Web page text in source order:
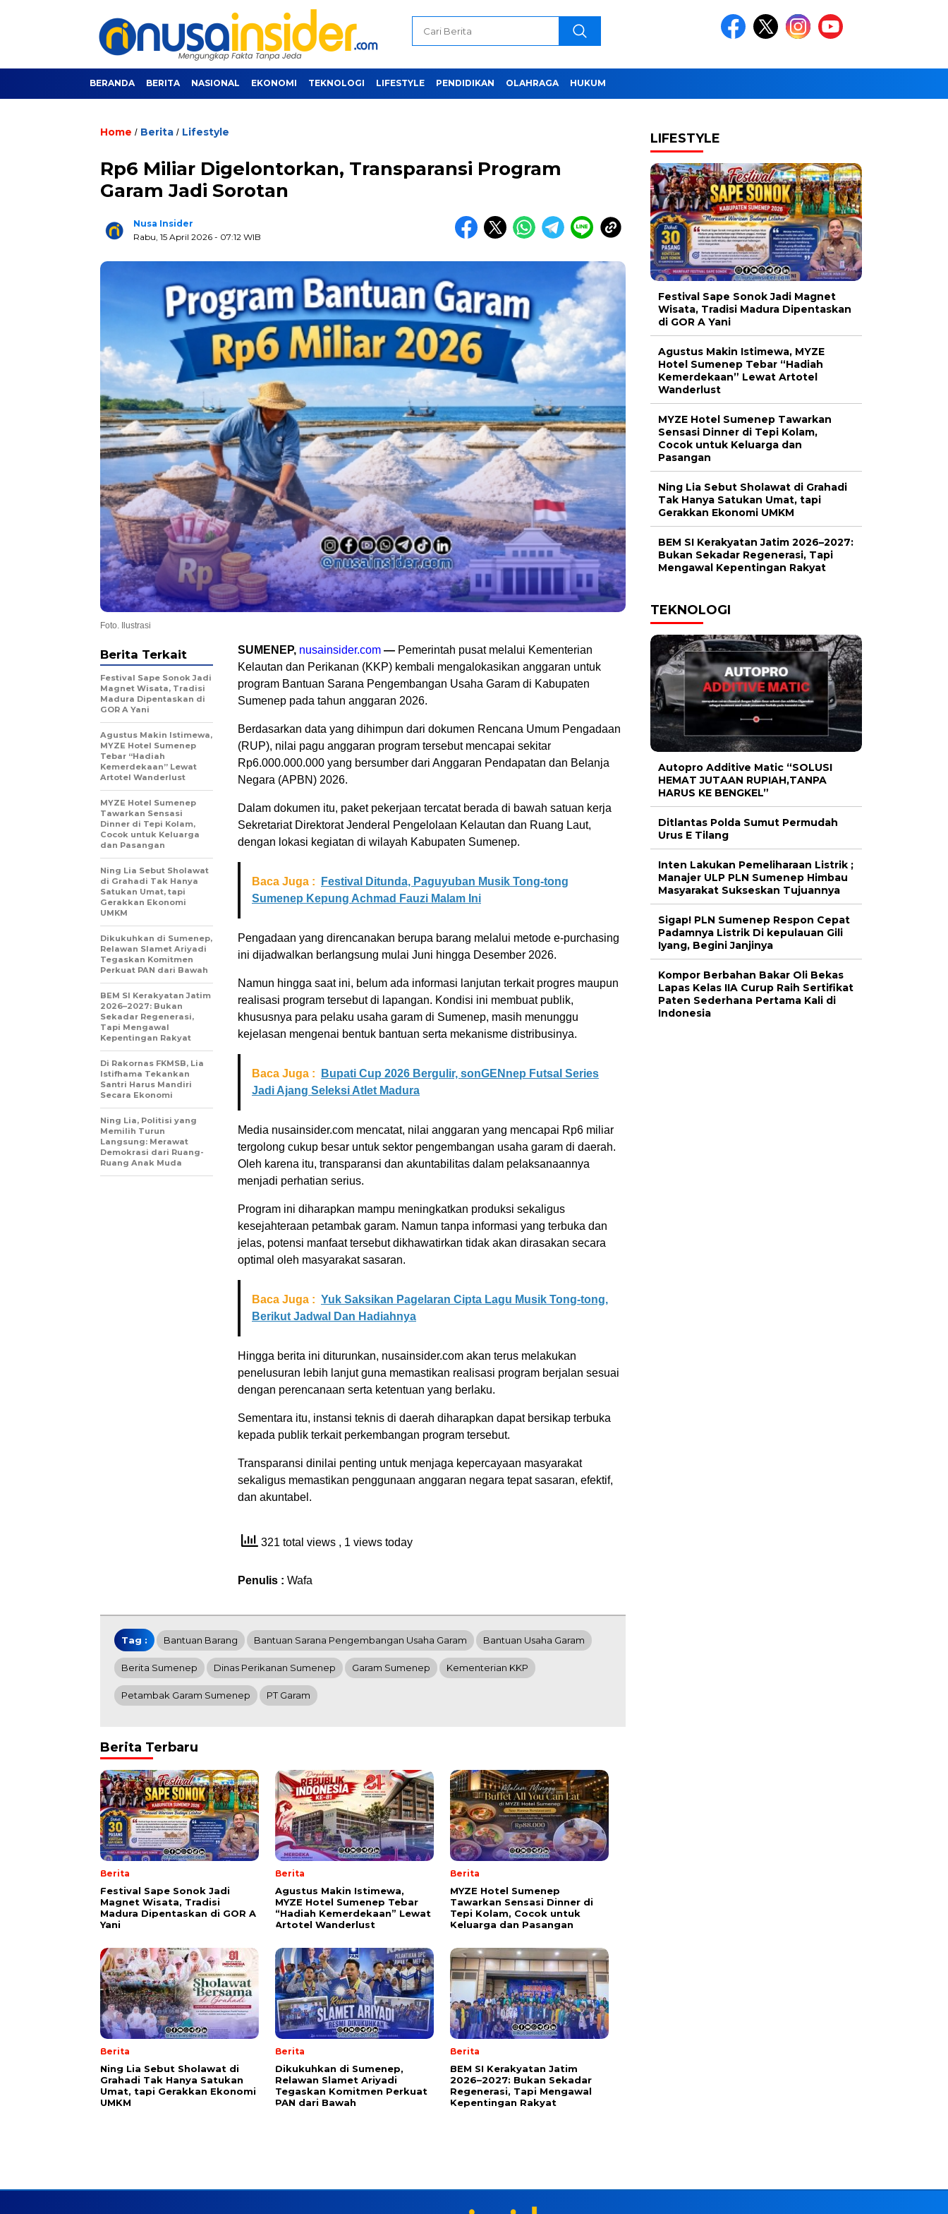
BERANDA BERITA NASIONAL EKONOMI TEKNOLOGI LIFESTYLE PENDIDIKAN OLAHRAGA HUKUM
Home / Berita / Lifestyle
Rp6 Miliar Digelontorkan, Transparansi Program
Garam Jadi Sorotan
Nusa Insider
Rabu, 15 April 2026 - 07:12 WIB
Foto. Ilustrasi
SUMENEP, nusainsider.com — Pemerintah pusat melalui Kementerian
Kelautan dan Perikanan (KKP) kembali mengalokasikan anggaran untuk
program Bantuan Sarana Pengembangan Usaha Garam di Kabupaten
Sumenep pada tahun anggaran 2026.
Berdasarkan data yang dihimpun dari dokumen Rencana Umum Pengadaan
(RUP), nilai pagu anggaran program tersebut mencapai sekitar
Rp6.000.000.000 yang bersumber dari Anggaran Pendapatan dan Belanja
Negara (APBN) 2026.
Dalam dokumen itu, paket pekerjaan tercatat berada di bawah satuan kerja
Sekretariat Direktorat Jenderal Pengelolaan Kelautan dan Ruang Laut,
dengan lokasi kegiatan di wilayah Kabupaten Sumenep.
Baca Juga :
Festival Ditunda, Paguyuban Musik Tong-tong
Sumenep Kepung Achmad Fauzi Malam Ini
Pengadaan yang direncanakan berupa barang melalui metode e-purchasing
ini dijadwalkan berlangsung mulai Juni hingga Desember 2026.
Namun hingga saat ini, belum ada informasi lanjutan terkait progres maupun
realisasi program tersebut di lapangan. Kondisi ini membuat publik,
khususnya para pelaku usaha garam di Sumenep, masih menunggu
kejelasan mengenai bentuk bantuan serta mekanisme distribusinya.
Baca Juga :
Bupati Cup 2026 Bergulir, sonGENnep Futsal Series
Jadi Ajang Seleksi Atlet Madura
Media nusainsider.com mencatat, nilai anggaran yang mencapai Rp6 miliar
tergolong cukup besar untuk sektor pengembangan usaha garam di daerah.
Oleh karena itu, transparansi dan akuntabilitas dalam pelaksanaannya
menjadi perhatian serius.
Program ini diharapkan mampu meningkatkan produksi sekaligus
kesejahteraan petambak garam. Namun tanpa informasi yang terbuka dan
jelas, potensi manfaat tersebut dikhawatirkan tidak akan dirasakan secara
optimal oleh masyarakat sasaran.
Baca Juga : Yuk Saksikan Pagelaran Cipta Lagu Musik Tong-tong,
Berikut Jadwal Dan Hadiahnya
Hingga berita ini diturunkan, nusainsider.com akan terus melakukan
penelusuran lebih lanjut guna memastikan realisasi program berjalan sesuai
dengan perencanaan serta ketentuan yang berlaku.
Sementara itu, instansi teknis di daerah diharapkan dapat bersikap terbuka
kepada publik terkait perkembangan program tersebut.
Transparansi dinilai penting untuk menjaga kepercayaan masyarakat
sekaligus memastikan penggunaan anggaran negara tepat sasaran, efektif,
dan akuntabel.
321 total views , 1 views today
Penulis : Wafa
Berita Terkait
Festival Sape Sonok Jadi
Magnet Wisata, Tradisi
Madura Dipentaskan di
GOR A Yani
Agustus Makin Istimewa,
MYZE Hotel Sumenep
Tebar “Hadiah
Kemerdekaan” Lewat
Artotel Wanderlust
MYZE Hotel Sumenep
Tawarkan Sensasi
Dinner di Tepi Kolam,
Cocok untuk Keluarga
dan Pasangan
Ning Lia Sebut Sholawat
di Grahadi Tak Hanya
Satukan Umat, tapi
Gerakkan Ekonomi
UMKM
Dikukuhkan di Sumenep,
Relawan Slamet Ariyadi
Tegaskan Komitmen
Perkuat PAN dari Bawah
BEM SI Kerakyatan Jatim
2026–2027: Bukan
Sekadar Regenerasi,
Tapi Mengawal
Kepentingan Rakyat
Di Rakornas FKMSB, Lia
Istifhama Tekankan
Santri Harus Mandiri
Secara Ekonomi
Ning Lia, Politisi yang
Memilih Turun
Langsung: Merawat
Demokrasi dari Ruang-
Ruang Anak Muda
Tag : Bantuan Barang Bantuan Sarana Pengembangan Usaha Garam Bantuan Usaha Garam
Berita Sumenep Dinas Perikanan Sumenep Garam Sumenep Kementerian KKP
Petambak Garam Sumenep PT Garam
Berita Terbaru
Berita
Festival Sape Sonok Jadi
Magnet Wisata, Tradisi
Madura Dipentaskan di GOR A
Yani
Berita
Agustus Makin Istimewa,
MYZE Hotel Sumenep Tebar
“Hadiah Kemerdekaan” Lewat
Artotel Wanderlust
Berita
MYZE Hotel Sumenep
Tawarkan Sensasi Dinner di
Tepi Kolam, Cocok untuk
Keluarga dan Pasangan
Berita
Ning Lia Sebut Sholawat di
Grahadi Tak Hanya Satukan
Umat, tapi Gerakkan Ekonomi
UMKM
Berita
Dikukuhkan di Sumenep,
Relawan Slamet Ariyadi
Tegaskan Komitmen Perkuat
PAN dari Bawah
Berita
BEM SI Kerakyatan Jatim
2026–2027: Bukan Sekadar
Regenerasi, Tapi Mengawal
Kepentingan Rakyat
LIFESTYLE
Festival Sape Sonok Jadi Magnet
Wisata, Tradisi Madura Dipentaskan
di GOR A Yani
Agustus Makin Istimewa, MYZE
Hotel Sumenep Tebar “Hadiah
Kemerdekaan” Lewat Artotel
Wanderlust
MYZE Hotel Sumenep Tawarkan
Sensasi Dinner di Tepi Kolam,
Cocok untuk Keluarga dan
Pasangan
Ning Lia Sebut Sholawat di Grahadi
Tak Hanya Satukan Umat, tapi
Gerakkan Ekonomi UMKM
BEM SI Kerakyatan Jatim 2026–2027:
Bukan Sekadar Regenerasi, Tapi
Mengawal Kepentingan Rakyat
TEKNOLOGI
Autopro Additive Matic “SOLUSI
HEMAT JUTAAN RUPIAH,TANPA
HARUS KE BENGKEL”
Ditlantas Polda Sumut Permudah
Urus E Tilang
Inten Lakukan Pemeliharaan Listrik ;
Manajer ULP PLN Sumenep Himbau
Masyarakat Sukseskan Tujuannya
Sigap! PLN Sumenep Respon Cepat
Padamnya Listrik Di kepulauan Gili
Iyang, Begini Janjinya
Kompor Berbahan Bakar Oli Bekas
Lapas Kelas IIA Curup Raih Sertifikat
Paten Sederhana Pertama Kali di
Indonesia